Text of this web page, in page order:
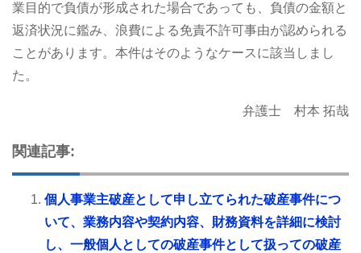
業目的で負債が形成された場合であっても、負債の金額と
返済状況に鑑み、浪費による免責不許可事由が認められる
ことがあります。本件はそのようなケースに該当しまし
た。
弁護士 村本 拓哉
関連記事:
個人事業主破産として申し立てられた破産事件につ
いて、業務内容や契約内容、財務資料を詳細に検討
し、一般個人としての破産事件として扱っての破産